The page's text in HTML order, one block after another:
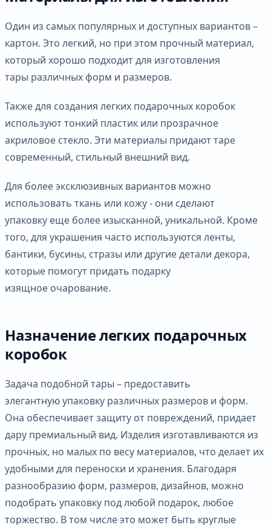
Один из самых популярных и доступных вариантов –
картон. Это легкий, но при этом прочный материал,
который хорошо подходит для изготовления
тары различных форм и размеров.
Также для создания легких подарочных коробок
используют тонкий пластик или прозрачное
акриловое стекло. Эти материалы придают таре
современный, стильный внешний вид.
Для более эксклюзивных вариантов можно
использовать ткань или кожу - они сделают
упаковку еще более изысканной, уникальной. Кроме
того, для украшения часто используются ленты,
бантики, бусины, стразы или другие детали декора,
которые помогут придать подарку
изящное очарование.
Назначение легких подарочных
коробок
Задача подобной тары – предоставить
элегантную упаковку различных размеров и форм.
Она обеспечивает защиту от повреждений, придает
дару премиальный вид. Изделия изготавливаются из
прочных, но малых по весу материалов, что делает их
удобными для переноски и хранения. Благодаря
разнообразию форм, размеров, дизайнов, можно
подобрать упаковку под любой подарок, любое
торжество. В том числе это может быть круглые